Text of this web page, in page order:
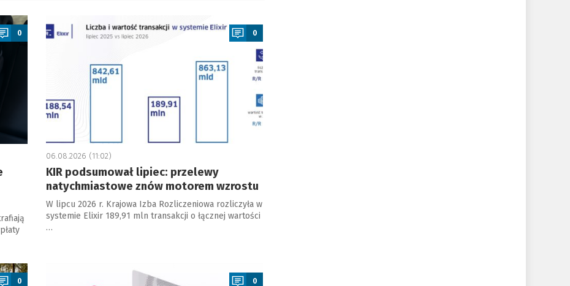
0 0
06.08.2026 (11:02)
KIR podsumował lipiec: przelewy
natychmiastowe znów motorem wzrostu
W lipcu 2026 r. Krajowa Izba Rozliczeniowa rozliczyła w
systemie Elixir 189,91 mln transakcji o łącznej wartości
…
0 0